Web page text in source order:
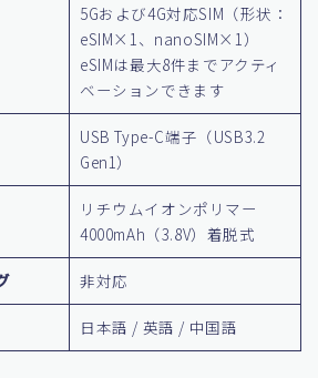
5Gおよび4G対応SIM（形状：
eSIM×1、nanoSIM×1）
eSIMは最大8件までアクティ
ベーションできます
USB Type-C端子（USB3.2
Gen1）
リチウムイオンポリマー
4000mAh（3.8V）着脱式
非対応
日本語 / 英語 / 中国語